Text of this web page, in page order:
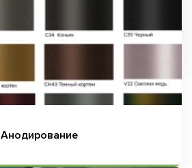
Анодирование